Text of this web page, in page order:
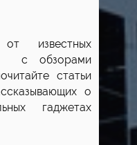
известных
с обзорами
статьи
о
гаджетах